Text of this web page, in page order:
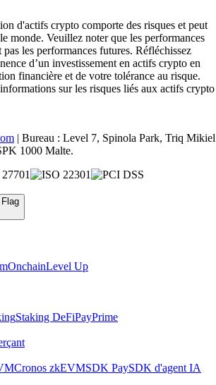
d'actifs crypto comporte des risques et peut
monde. Veuillez noter que les performances
pas les performances futures. Réfléchissez
d’un investissement en actifs crypto en
financière et de votre tolérance au risque.
sur les risques liés aux actifs crypto
| Bureau : Level 7, Spinola Park, Triq Mikiel
1000 Malte.
OnchainLevel Up
Staking DeFiPayPrime
Cronos zkEVMSDK PaySDK d'agent IA